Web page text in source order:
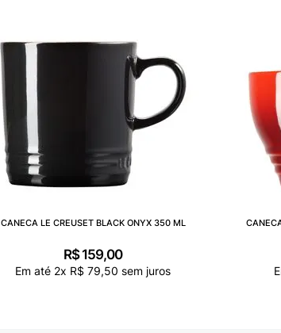
CANECA LE CREUSET BLACK ONYX 350 ML
R$ 159,00
Em até 2x R$ 79,50 sem juros